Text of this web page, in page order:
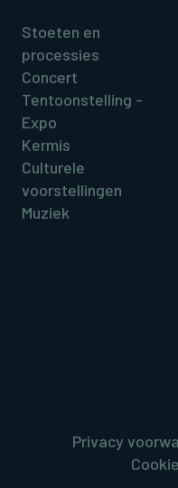
Stoeten en
processies
Concert
Tentoonstelling -
Expo
Kermis
Culturele
voorstellingen
Muziek
Privacy